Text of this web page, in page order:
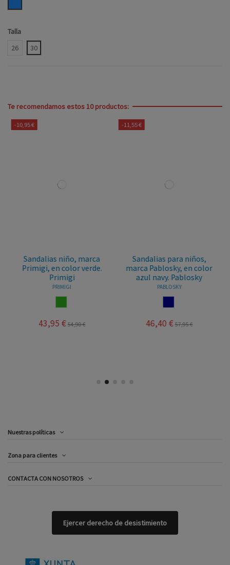
Talla
26
30
Te recomendamos estos 10 productos:
-10,95 €
Sandalias niño, marca
Primigi, en color verde.
Primigi
PRIMIGI
43,95 € 54,90 €
-11,55 €
Sandalias para niños,
marca Pablosky, en color
azul navy. Pablosky
PABLOSKY
46,40 € 57,95 €
Nuestras políticas
Zona para clientes
CONTACTA CON NOSOTROS
Ejercer derecho de desistimiento